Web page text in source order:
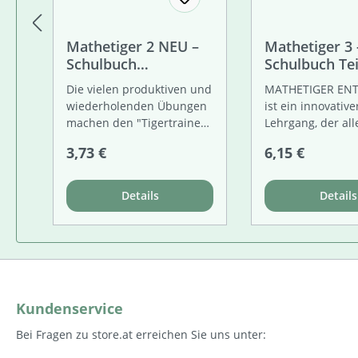
Mathetiger 2 NEU –
Schulbuch
Tigertrainer (2-teilig)
– Classic
Die vielen produktiven und
wiederholenden Übungen
machen den "Tigertrainer
Ergänzung des
Angebahnt wird das tiefere
Verständnis der Lernziele
der 1. Klasse. Die
integrierten "Tiger-Tests"
ermöglichen die
arithmetischen
Regulärer Preis:
3,73 €
Details
Mathetiger 3
Schulbuch
MATHETIGER
ist ein
Lehrgang, der
fördert und
oder dem
TIGERTRAINER,
Inhalte des
abgestimmt ist
zusätzliche
Individueller
Regulärer
6,15 €
Details
Kundenservice
Bei Fragen zu store.at erreichen Sie uns unter: